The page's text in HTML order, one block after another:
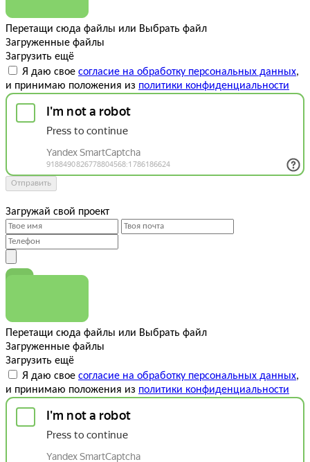
Перетащи сюда файлы или Выбрать файл
Загруженные файлы
Загрузить ещё
Я даю свое согласие на обработку персональных данных,
и принимаю положения из политики конфиденциальности
Отправить
Загружай свой проект
Перетащи сюда файлы или Выбрать файл
Загруженные файлы
Загрузить ещё
Я даю свое согласие на обработку персональных данных,
и принимаю положения из политики конфиденциальности